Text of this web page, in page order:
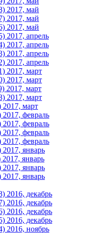
2017, май
2017, май
2017, май
2017, апрель
2017, апрель
2017, апрель
2017, апрель
2017, март
2017, март
2017, март
2017, март
март
февраль
февраль
февраль
февраль
январь
январь
январь
январь
2016, декабрь
2016, декабрь
2016, декабрь
2016, декабрь
2016, ноябрь